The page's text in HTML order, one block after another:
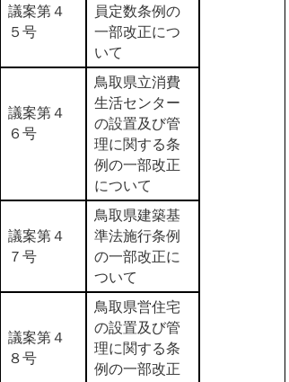
議案第４
５号
員定数条例の
一部改正につ
いて
議案第４
６号
鳥取県立消費
生活センター
の設置及び管
理に関する条
例の一部改正
について
議案第４
７号
鳥取県建築基
準法施行条例
の一部改正に
ついて
議案第４
８号
鳥取県営住宅
の設置及び管
理に関する条
例の一部改正